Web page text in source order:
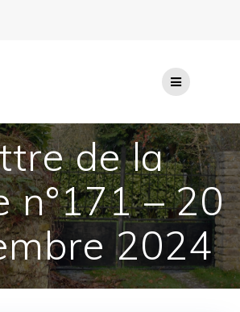
de la
n°171 – 20
2024